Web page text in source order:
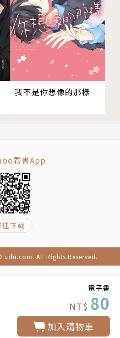
電子書
NT$ 80
加入購物車
我不是你想像的那樣
看書App
往下載
udn.com. All Rights Reserved.